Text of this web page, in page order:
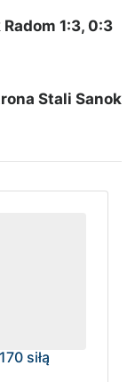
1:3, 0:3
Stali Sanok
siłą